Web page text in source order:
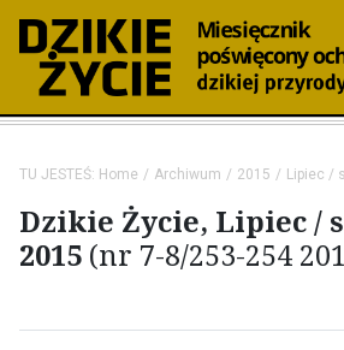
TU JESTEŚ: Home Archiwum 2015 Lipiec /
Dzikie Życie, Lipiec /
2015 (nr 7-8/253-254